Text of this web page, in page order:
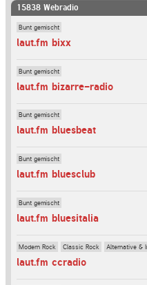
15838 Webradio
Bunt gemischt
laut.fm bixx
Bunt gemischt
laut.fm bizarre-radio
Bunt gemischt
laut.fm bluesbeat
Bunt gemischt
laut.fm bluesclub
Bunt gemischt
laut.fm bluesitalia
Modern Rock Classic Rock Alternative &
laut.fm ccradio